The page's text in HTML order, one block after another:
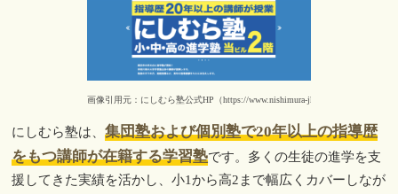
画像引用元：にしむら塾公式HP（https://www.nishimura-jk.com/）
にしむら塾は、集団塾および個別塾で20年以上の指導歴
をもつ講師が在籍する学習塾です。多くの生徒の進学を支
援してきた実績を活かし、小1から高2まで幅広くカバーしなが